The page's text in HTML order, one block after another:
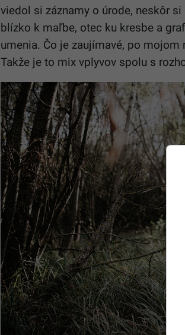
viedol si záznamy o úrode, neskôr
blízko k maľbe, otec ku kresbe a
umenia. Čo je zaujímavé, po
Takže je to mix vplyvov spolu s